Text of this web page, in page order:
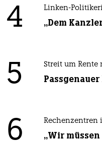
4 Linken-
„Dem
5 Streit um Rente
6 Rechenzentren
„Wir